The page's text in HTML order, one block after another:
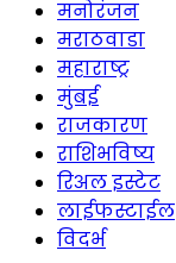
मनोरंजन
मराठवाडा
महाराष्ट्र
मुंबई
राजकारण
राशिभविष्य
रिअल इस्टेट
लाईफस्टाईल
विदर्भ